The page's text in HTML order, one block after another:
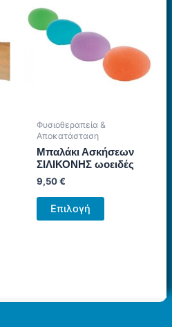
μπορούν
να
επιλεγούν
του
προϊόντος
Φυσιοθεραπεία &
Αποκατάσταση
Μπαλάκι Ασκήσεων
ΣΙΛΙΚΟΝΗΣ ωοειδές
9,50€
Επιλογή
Αυτό
το
Οι